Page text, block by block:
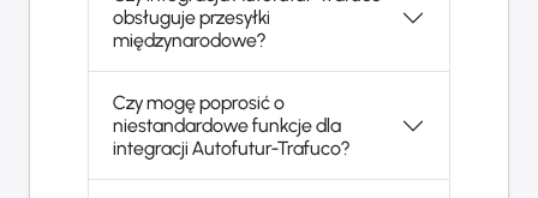
obsługuje przesyłki
międzynarodowe?
Czy mogę poprosić o
niestandardowe funkcje dla
integracji Autofutur-Trafuco?